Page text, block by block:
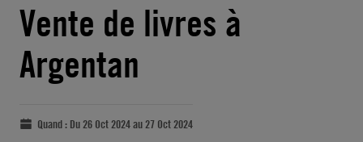
Vente de livres à
Argentan
Quand : Du 26 Oct 2024 au 27 Oct 2024